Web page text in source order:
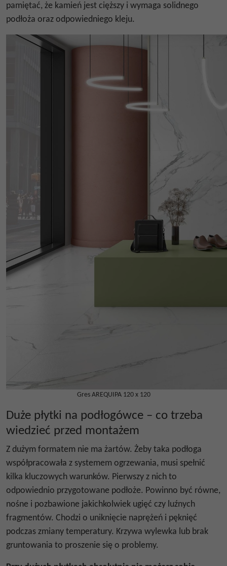
pamiętać, że kamień jest cięższy i wymaga solidnego
podłoża oraz odpowiedniego kleju.
Gres AREQUIPA 120 x 120
Duże płytki na podłogówce – co trzeba
wiedzieć przed montażem
Z dużym formatem nie ma żartów. Żeby taka podłoga
współpracowała z systemem ogrzewania, musi spełnić
kilka kluczowych warunków. Pierwszy z nich to
odpowiednio przygotowane podłoże. Powinno być równe,
nośne i pozbawione jakichkolwiek ugięć czy luźnych
fragmentów. Chodzi o uniknięcie naprężeń i pęknięć
podczas zmiany temperatury. Krzywa wylewka lub brak
gruntowania to proszenie się o problemy.